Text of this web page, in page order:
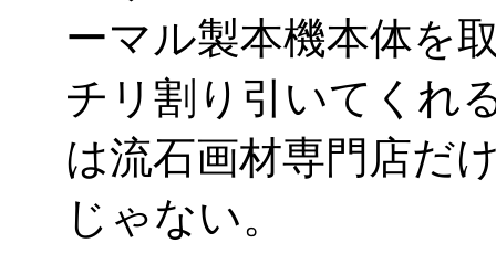
ーマル製本機本体を
チリ割り引いてくれ
は流石画材専門店だ
じゃない。